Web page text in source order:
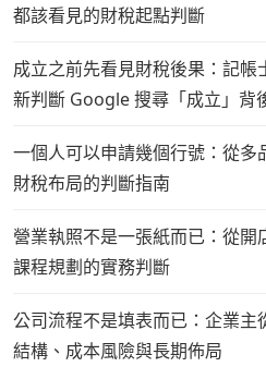
都該看見的財稅起點判斷
成立之前先看見財稅後果：記
新判斷 Google 搜尋「成立」背
一個人可以申請幾個行號：從多
財稅布局的判斷指南
營業執照不是一張紙而已：從
課程規劃的實務判斷
公司流程不是填表而已：企業
結構、成本風險與長期佈局